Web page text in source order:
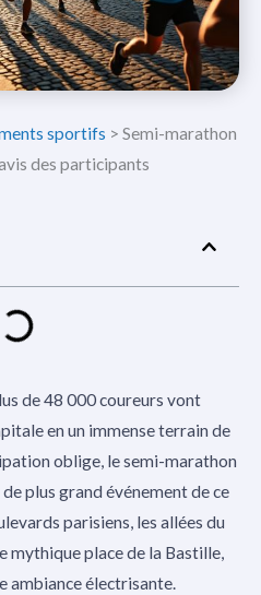
sportifs > Semi-marathon
des participants
de 48 000 coureurs vont
en un immense terrain de
oblige, le semi-marathon
plus grand événement de ce
parisiens, les allées du
mythique place de la Bastille,
ambiance électrisante.